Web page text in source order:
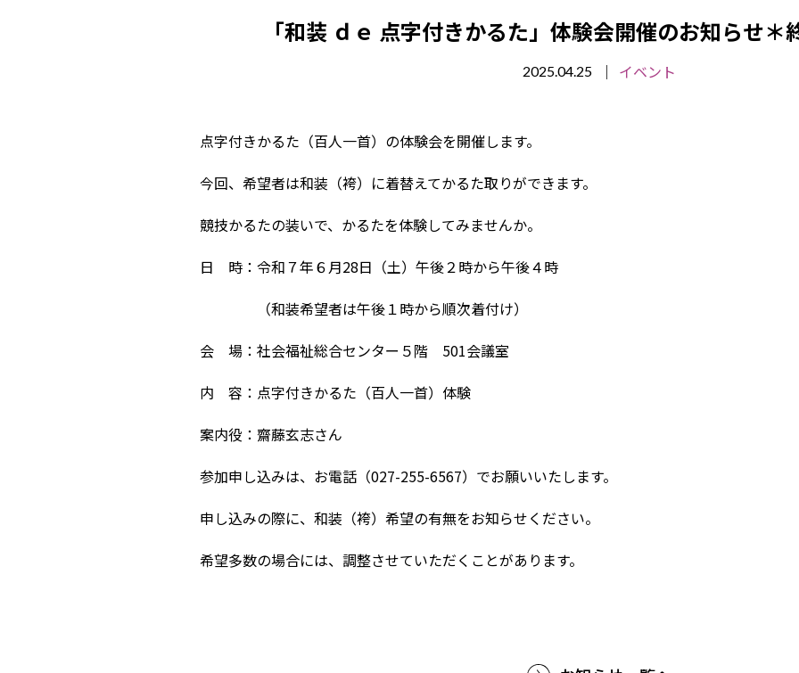
「和装 ｄｅ 点字付きかるた」体験会開催のお知らせ＊
2025.04.25 イベント
点字付きかるた（百人一首）の体験会を開催します。
今回、希望者は和装（袴）に着替えてかるた取りができます。
競技かるたの装いで、かるたを体験してみませんか。
日 時：令和７年６月28日（土）午後２時から午後４時
（和装希望者は午後１時から順次着付け）
会 場：社会福祉総合センター５階 501会議室
内 容：点字付きかるた（百人一首）体験
案内役：齋藤玄志さん
参加申し込みは、お電話（027-255-6567）でお願いいたします。
申し込みの際に、和装（袴）希望の有無をお知らせください。
希望多数の場合には、調整させていただくことがあります。